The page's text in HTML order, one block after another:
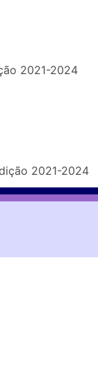
2021-2024